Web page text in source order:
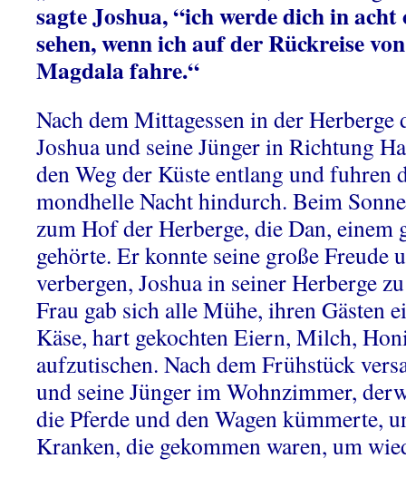
sagte Joshua, “ich werde dich in acht
sehen, wenn ich auf der Rückreise
Magdala fahre.“
Nach dem Mittagessen in der Herberge
Joshua und seine Jünger in Richtung
den Weg der Küste entlang und fuhren
mondhelle Nacht hindurch. Beim
zum Hof der Herberge, die Dan, einem
gehörte. Er konnte seine große Freude
verbergen, Joshua in seiner Herberge
Frau gab sich alle Mühe, ihren Gästen
Käse, hart gekochten Eiern, Milch,
aufzutischen. Nach dem Frühstück
und seine Jünger im Wohnzimmer,
die Pferde und den Wagen kümmerte,
Kranken, die gekommen waren, um